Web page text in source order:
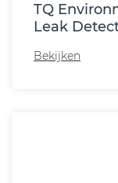
TQ
Leak
Bekijken